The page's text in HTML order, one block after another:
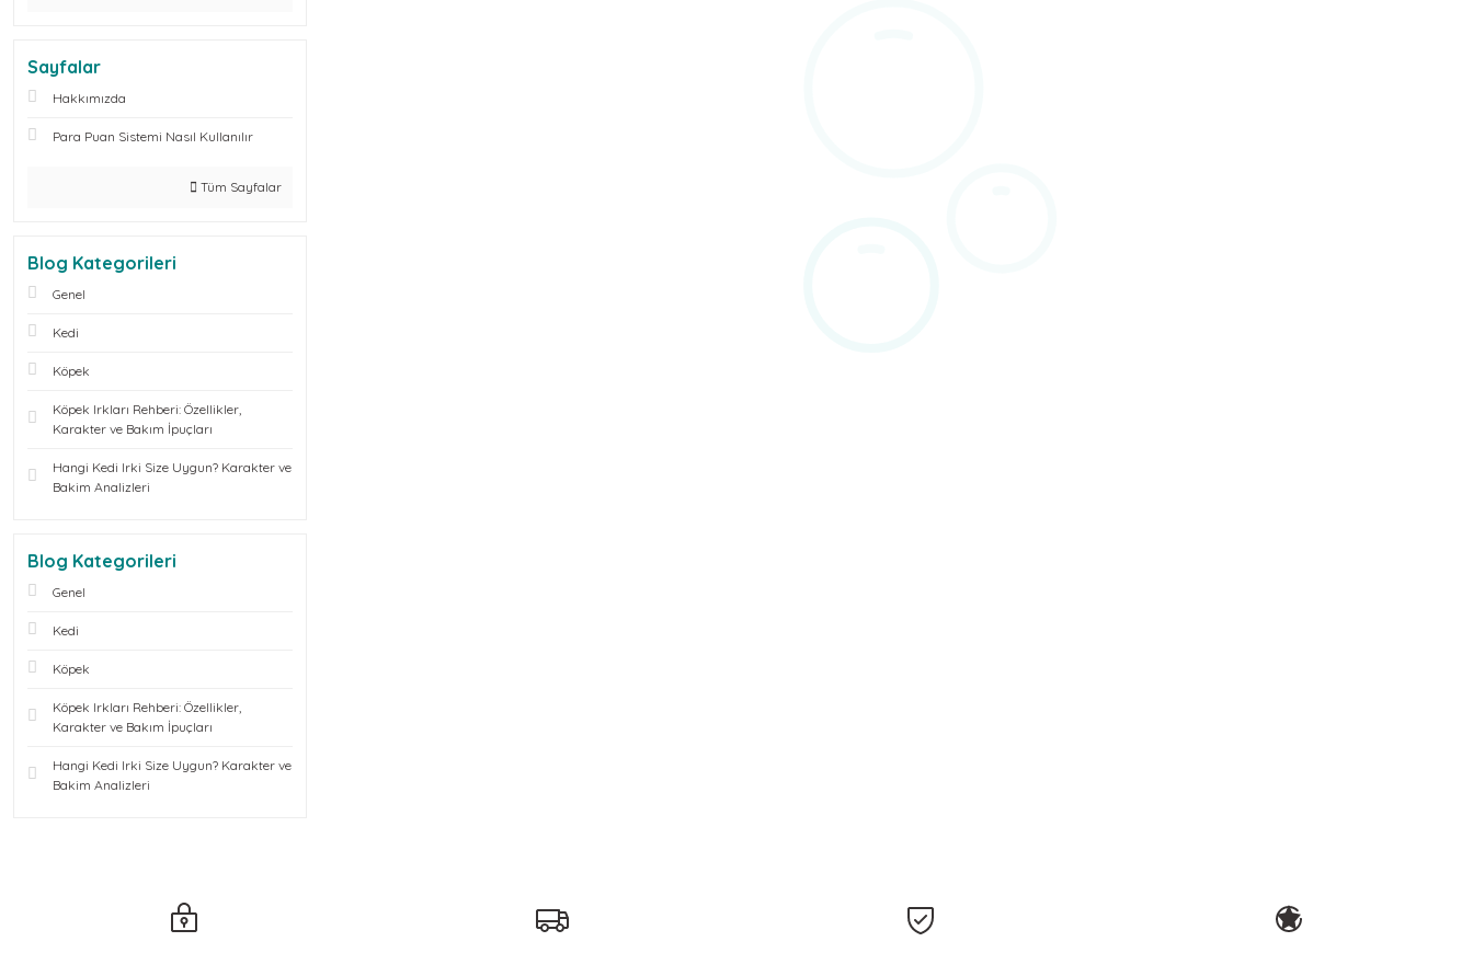
Sayfalar
Hakkımızda
Para Puan Sistemi Nasıl Kullanılır
Tüm Sayfalar
Blog Kategorileri
Genel
Kedi
Köpek
Köpek Irkları Rehberi: Özellikler,
Karakter ve Bakım İpuçları
Hangi Kedi Irki Size Uygun? Karakter ve
Bakim Analizleri
Blog Kategorileri
Genel
Kedi
Köpek
Köpek Irkları Rehberi: Özellikler,
Karakter ve Bakım İpuçları
Hangi Kedi Irki Size Uygun? Karakter ve
Bakim Analizleri